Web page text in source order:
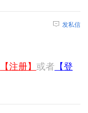
发私信
【注册】 或者 【登